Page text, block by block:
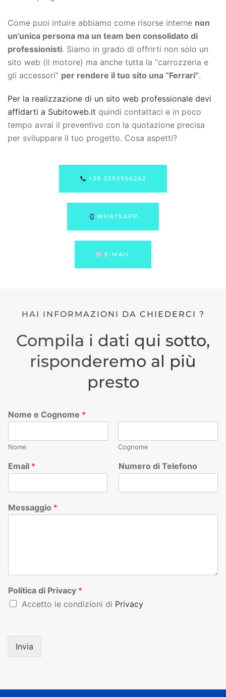
Come puoi intuire abbiamo come risorse interne non
un’unica persona ma un team ben consolidato di
professionisti. Siamo in grado di offrirti non solo un
sito web (il motore) ma anche tutta la “carrozzeria e
gli accessori” per rendere il tuo sito una “Ferrari”.
Per la realizzazione di un sito web professionale devi
affidarti a Subitoweb.it quindi contattaci e in poco
tempo avrai il preventivo con la quotazione precisa
per sviluppare il tuo progetto. Cosa aspetti?
+39.3395956262
WHATSAPP
E-MAIL
HAI INFORMAZIONI DA CHIEDERCI ?
Compila i dati qui sotto,
risponderemo al più
presto
Nome e Cognome *
Nome Cognome
Email * Numero di Telefono
Messaggio *
Politica di Privacy *
Accetto le condizioni di Privacy
Invia